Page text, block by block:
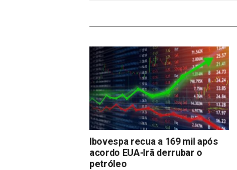
Ibovespa recua a 169 mil após
acordo EUA-Irã derrubar o
petróleo